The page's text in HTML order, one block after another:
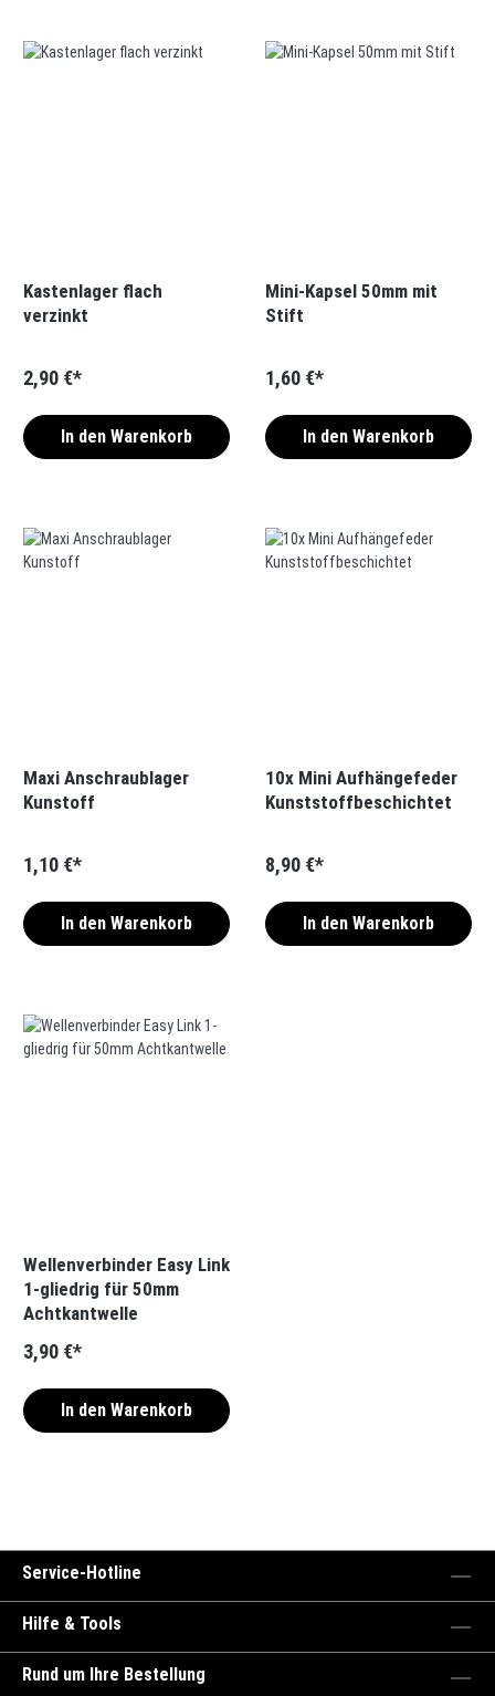
Kastenlager flach
verzinkt
2,90 €*
In den Warenkorb
Mini-Kapsel 50mm mit
Stift
1,60 €*
In den Warenkorb
Maxi Anschraublager
Kunstoff
1,10 €*
In den Warenkorb
10x Mini Aufhängefeder
Kunststoffbeschichtet
8,90 €*
In den Warenkorb
Wellenverbinder Easy Link
1-gliedrig für 50mm
Achtkantwelle
3,90 €*
In den Warenkorb
Service-Hotline
Hilfe & Tools
Rund um Ihre Bestellung